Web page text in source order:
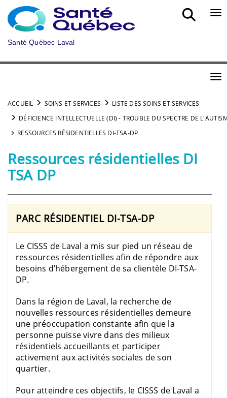
Aller au menu principal
Santé Québec Laval
ACCUEIL SOINS ET SERVICES
LISTE DES SOINS ET SERVICES
DÉFICIENCE INTELLECTUELLE (DI) - TROUBLE DU SPECTRE DE
RESSOURCES RÉSIDENTIELLES DI-TSA-DP
Ressources résidentielles DI
TSA DP
PARC RÉSIDENTIEL DI-TSA-DP
Le CISSS de Laval a mis sur pied un réseau de
ressources résidentielles afin de répondre aux
besoins d’hébergement de sa clientèle DI-TSA-
DP.
Dans la région de Laval, la recherche de
nouvelles ressources résidentielles demeure
une préoccupation constante afin que la
personne puisse vivre dans des milieux
résidentiels accueillants et participer
activement aux activités sociales de son
quartier.
Pour atteindre ces objectifs, le CISSS de Laval a